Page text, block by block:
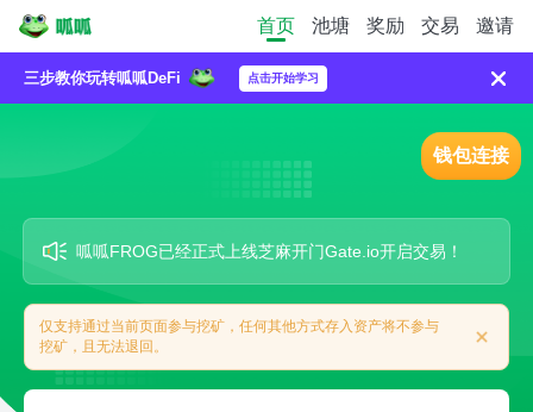
首页 池塘 奖励 交易 邀请
三步教你玩转呱呱DeFi 点击开始学习
钱包连接
呱呱FROG已经正式上线芝麻开门Gate.io开启交易！
仅支持通过当前页面参与挖矿，任何其他方式存入资产将不参与
挖矿，且无法退回。